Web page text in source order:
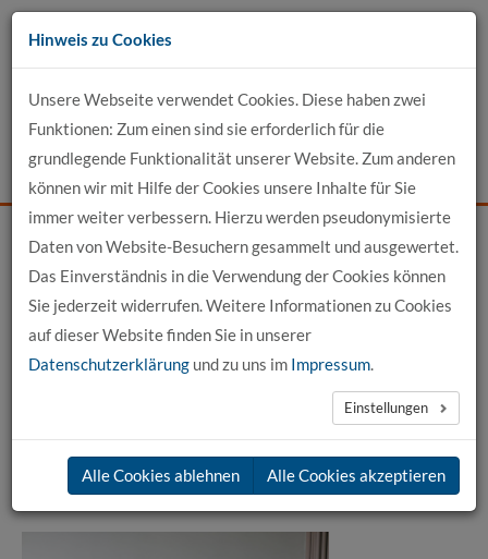
Zum
Inhalt
Events News Login Suche
Kontakt
Startseite News News-Detail
News aus der hochschule 21
30.09.2024
Professor Wolfgang Behm im Ruhestand
Hinweis zu Cookies
Unsere Webseite verwendet Cookies. Diese haben zwei
Funktionen: Zum einen sind sie erforderlich für die
grundlegende Funktionalität unserer Website. Zum anderen
können wir mit Hilfe der Cookies unsere Inhalte für Sie
immer weiter verbessern. Hierzu werden pseudonymisierte
Daten von Website-Besuchern gesammelt und ausgewertet.
Das Einverständnis in die Verwendung der Cookies können
Sie jederzeit widerrufen. Weitere Informationen zu Cookies
auf dieser Website finden Sie in unserer
Datenschutzerklärung und zu uns im Impressum.
Einstellungen
Alle Cookies ablehnen Alle Cookies akzeptieren